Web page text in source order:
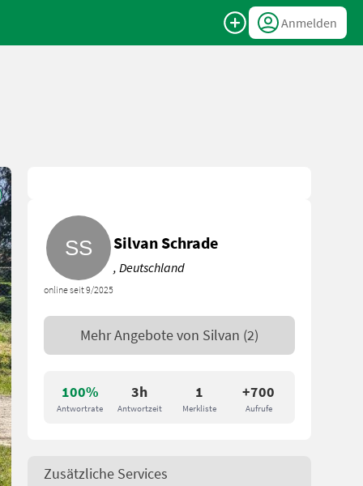
Anmelden
100%
Antwortrate
3h
Antwortzeit
1
Merkliste
+700
Aufrufe
online seit 9/2025
Silvan Schrade
, Deutschland
Mehr Angebote von Silvan (2)
Zusätzliche Services